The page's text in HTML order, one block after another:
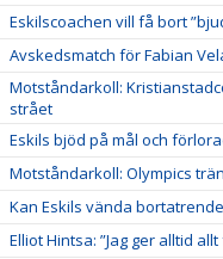
Eskilscoachen vill få bort
Avskedsmatch för Fabian
Motståndarkoll:
strået
Eskils bjöd på mål och
Motståndarkoll: Olympics
Kan Eskils vända
Elliot Hintsa: ”Jag ger alltid